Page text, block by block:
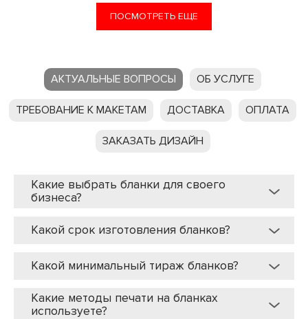
ПОСМОТРЕТЬ ЕЩЕ
АКТУАЛЬНЫЕ ВОПРОСЫ ОБ УСЛУГЕ
ТРЕБОВАНИЕ К МАКЕТАМ ДОСТАВКА ОПЛАТА
ЗАКАЗАТЬ ДИЗАЙН
Какие выбрать бланки для своего
бизнеса?
Какой срок изготовления бланков?
Какой минимальный тираж бланков?
Какие методы печати на бланках
используете?